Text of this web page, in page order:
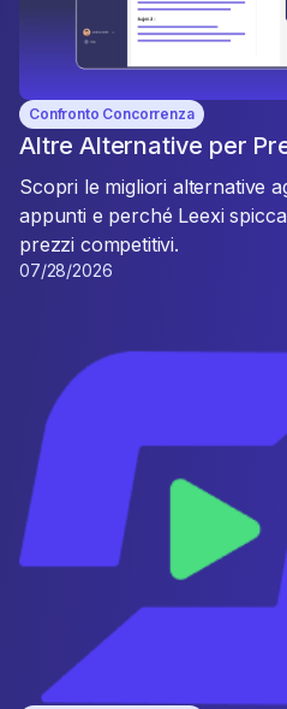
Confronto Concorrenza
Altre Alternative per
Scopri le migliori alternative
appunti e perché Leexi
prezzi competitivi.
07/28/2026